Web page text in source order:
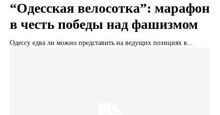
“Одесcкая велосотка”: марафон
в честь победы над фашизмом
Одессу едва ли можно представить на ведущих позициях в...